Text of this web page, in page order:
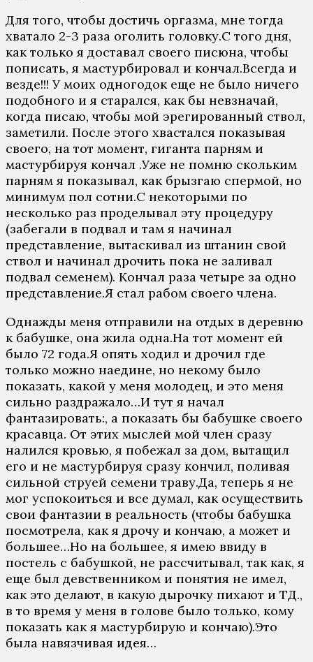
Для того, чтобы достичь оргазма, мне тогда
хватало 2-3 раза оголить головку.С того дня,
как только я доставал своего писюна, чтобы
пописать, я мастурбировал и кончал.Всегда и
везде!!! У моих одногодок еще не было ничего
подобного и я старался, как бы невзначай,
когда писаю, чтобы мой эрегированный ствол,
заметили. После этого хвастался показывая
своего, на тот момент, гиганта парням и
мастурбируя кончал .Уже не помню скольким
парням я показывал, как брызгаю спермой, но
минимум пол сотни.С некоторыми по
несколько раз проделывал эту процедуру
(забегали в подвал и там я начинал
представление, вытаскивал из штанин свой
ствол и начинал дрочить пока не заливал
подвал семенем). Кончал раза четыре за одно
представление.Я стал рабом своего члена.
Однажды меня отправили на отдых в деревню
к бабушке, она жила одна.На тот момент ей
было 72 года.Я опять ходил и дрочил где
только можно наедине, но некому было
показать, какой у меня молодец, и это меня
сильно раздражало…И тут я начал
фантазировать:, а показать бы бабушке своего
красавца. От этих мыслей мой член сразу
налился кровью, я побежал за дом, вытащил
его и не мастурбируя сразу кончил, поливая
сильной струей семени траву.Да, теперь я не
мог успокоиться и все думал, как осуществить
свои фантазии в реальность (чтобы бабушка
посмотрела, как я дрочу и кончаю, а может и
большее…Но на большее, я имею ввиду в
постель с бабушкой, не рассчитывал, так как, я
еще был девственником и понятия не имел,
как это делают, в какую дырочку пихают и ТД.,
в то время у меня в голове было только, кому
показать как я мастурбирую и кончаю).Это
была навязчивая идея…